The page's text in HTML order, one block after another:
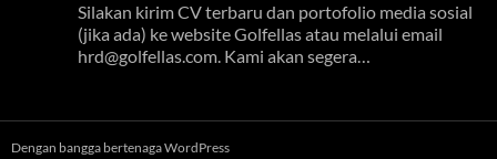
Silakan kirim CV terbaru dan portofolio media sosial
(jika ada) ke website Golfellas atau melalui email
hrd@golfellas.com. Kami akan segera…
Dengan bangga bertenaga WordPress